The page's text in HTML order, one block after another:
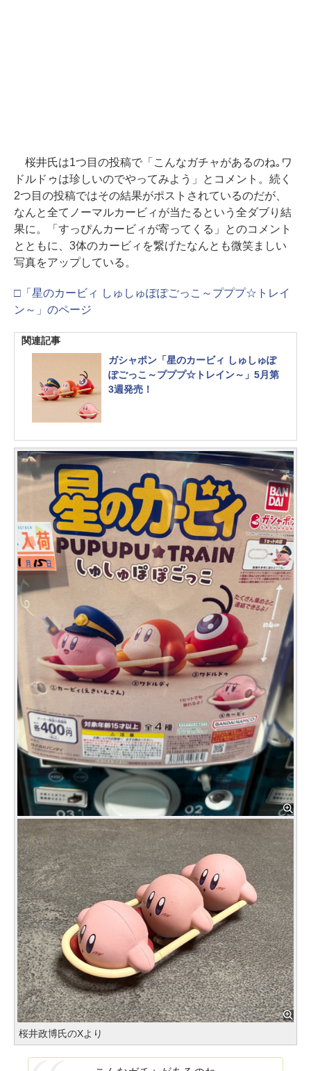
桜井氏は1つ目の投稿で「こんなガチャがあるのね｡ワ
ドルドゥは珍しいのでやってみよう」とコメント。続く
2つ目の投稿ではその結果がポストされているのだが、
なんと全てノーマルカービィが当たるという全ダブり結
果に。「すっぴんカービィが寄ってくる」とのコメント
とともに、3体のカービィを繋げたなんとも微笑ましい
写真をアップしている。
□「星のカービィ しゅしゅぽぽごっこ～プププ☆トレイ
ン～」のページ
関連記事
ガシャポン「星のカービィ しゅしゅぽ
ぽごっこ～プププ☆トレイン～」5月第
3週発売！
桜井政博氏のXより